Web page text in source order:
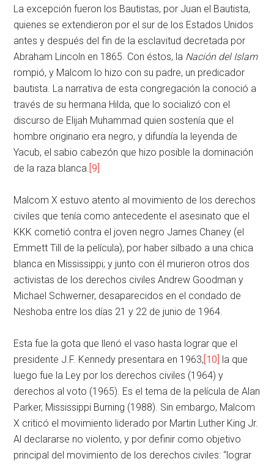
La excepción fueron los Bautistas, por Juan el Bautista,
quienes se extendieron por el sur de los Estados Unidos
antes y después del fin de la esclavitud decretada por
Abraham Lincoln en 1865. Con éstos, la Nación del Islam
rompió, y Malcom lo hizo con su padre, un predicador
bautista. La narrativa de esta congregación la conoció a
través de su hermana Hilda, que lo socializó con el
discurso de Elijah Muhammad quien sostenía que el
hombre originario era negro, y difundía la leyenda de
Yacub, el sabio cabezón que hizo posible la dominación
de la raza blanca. [9]
Malcom X estuvo atento al movimiento de los derechos
civiles que tenía como antecedente el asesinato que el
KKK cometió contra el joven negro James Chaney (el
Emmett Till de la película), por haber silbado a una chica
blanca en Mississippi; y junto con él murieron otros dos
activistas de los derechos civiles Andrew Goodman y
Michael Schwerner, desaparecidos en el condado de
Neshoba entre los días 21 y 22 de junio de 1964.
Esta fue la gota que llenó el vaso hasta lograr que el
presidente J.F. Kennedy presentara en 1963,[10] la que
luego fue la Ley por los derechos civiles (1964) y
derechos al voto (1965). Es el tema de la película de Alan
Parker, Mississippi Burning (1988). Sin embargo, Malcom
X criticó el movimiento liderado por Martin Luther King Jr.
Al declararse no violento, y por definir como objetivo
principal del movimiento de los derechos civiles: “lograr